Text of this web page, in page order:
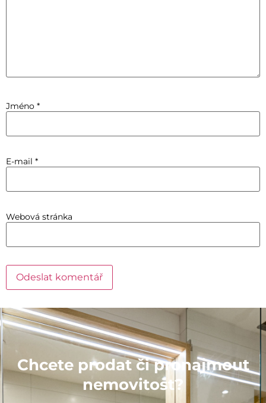
Jméno *
E-mail *
Webová stránka
Chcete prodat či pronajmout
nemovitost?